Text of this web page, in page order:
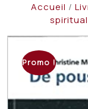
Accueil /
Promo !